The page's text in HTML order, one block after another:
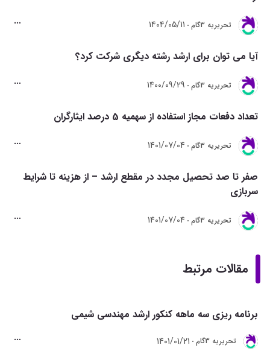
تحريريه 3گام 1404/05/11
آیا می توان برای ارشد رشته دیگری شرکت کرد؟
تحريريه 3گام 1400/09/29
تعداد دفعات مجاز استفاده از سهمیه 5 درصد ایثارگران
تحريريه 3گام 1401/07/04
صفر تا صد تحصیل مجدد در مقطع ارشد – از هزینه تا شرایط
سربازی
تحريريه 3گام 1401/07/04
مقالات مرتبط
برنامه ریزی سه ماهه کنکور ارشد مهندسی شیمی
تحريريه 3گام 1401/01/21